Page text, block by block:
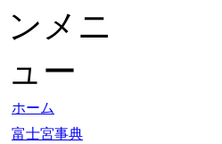
ンメニ
ュー
ホーム
富士宮事典